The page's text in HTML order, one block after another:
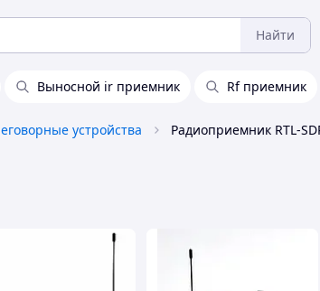
Найти
Выносной ir приемник Rf приемник
устройства Радиоприемник RTL-